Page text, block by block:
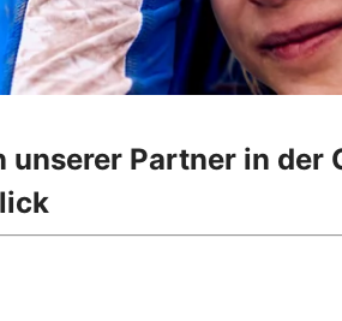
Partner in der